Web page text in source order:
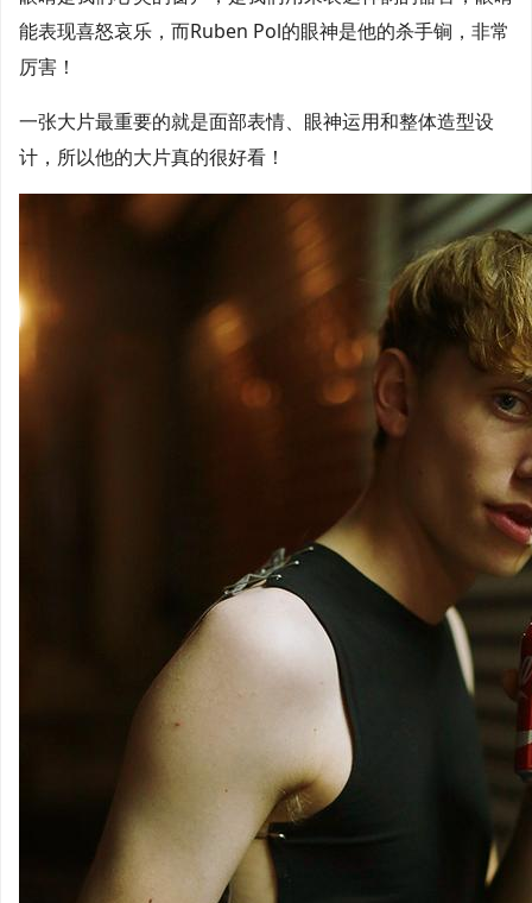
能表现喜怒哀乐，而Ruben Pol的眼神是他的杀手锏，非常
厉害！
一张大片最重要的就是面部表情、眼神运用和整体造型设
计，所以他的大片真的很好看！